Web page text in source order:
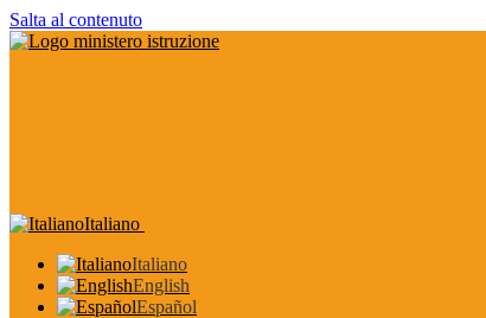
Salta al contenuto
Italiano
Italiano
English
Español